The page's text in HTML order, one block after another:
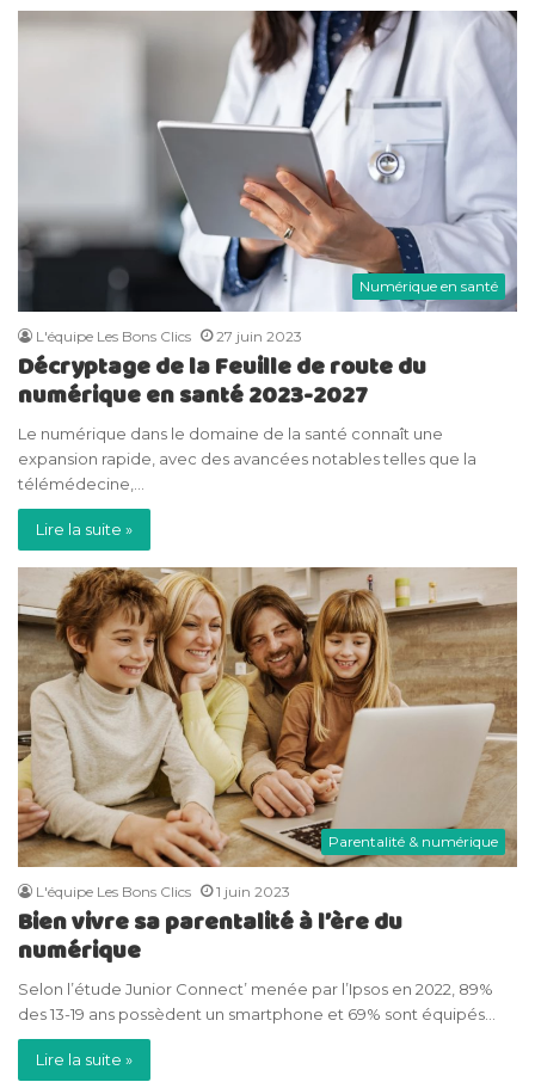
Numérique en santé
L'équipe Les Bons Clics 27 juin 2023
Décryptage de la Feuille de route du
numérique en santé 2023-2027
Le numérique dans le domaine de la santé connaît une
expansion rapide, avec des avancées notables telles que la
télémédecine,…
Lire la suite »
Parentalité & numérique
L'équipe Les Bons Clics 1 juin 2023
Bien vivre sa parentalité à l’ère du
numérique
Selon l’étude Junior Connect’ menée par l’Ipsos en 2022, 89%
des 13-19 ans possèdent un smartphone et 69% sont équipés…
Lire la suite »